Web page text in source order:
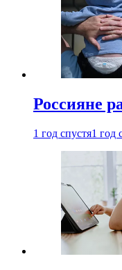
Россияне
1 год спустя1 год